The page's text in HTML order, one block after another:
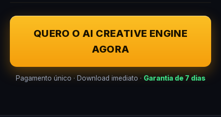
QUERO O AI CREATIVE ENGINE
AGORA
Pagamento único · Download imediato · Garantia de 7 dias